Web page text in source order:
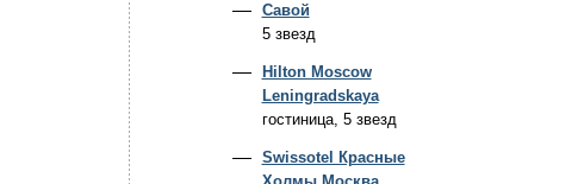
Савой
5 звезд
Hilton Moscow
Leningradskaya
гостиница, 5 звезд
Swissotel Красные